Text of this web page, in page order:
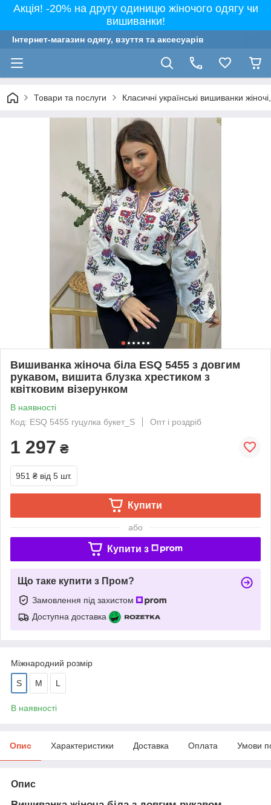
Акція! -20% на другу одиницю жіночого одягу чи
вишиванки!
Інтернет-магазин одягу, взуття та аксесуарів
Товари та послуги Класичні українські вишиванки
Вишиванка жіноча біла ESQ 5455 з довгим
рукавом, вишита блузка хрестиком з
квітковим візерунком
В наявності
Код: ESQ 5455 гуцулка букет_S
Опт і роздріб
1 297 ₴
951 ₴ від 5 шт.
Купити
або
Купити з
Що таке купити з Пром?
Замовлення під захистом
Доступна доставка
Міжнародний розмір
S M L
В наявності
Опис Характеристики Доставка Оплата Умови
Опис